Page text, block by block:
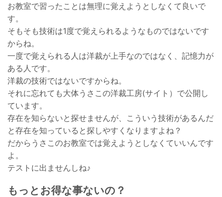
お教室で習ったことは無理に覚えようとしなくて良いで
す。
そもそも技術は1度で覚えられるようなものではないです
からね。
一度で覚えられる人は洋裁が上手なのではなく、記憶力が
ある人です。
洋裁の技術ではないですからね。
それに忘れても大体うさこの洋裁工房(サイト）で公開し
ています。
存在を知らないと探せませんが、こういう技術があるんだ
と存在を知っていると探しやすくなりますよね？
だからうさこのお教室では覚えようとしなくていいんです
よ。
テストに出ませんしね♪
もっとお得な事ないの？